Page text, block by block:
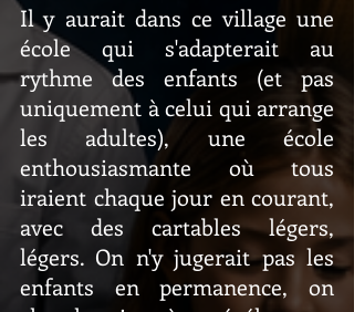
Il y aurait dans ce village une
école qui s'adapterait au
rythme des enfants (et pas
uniquement à celui qui arrange
les adultes), une école
enthousiasmante où tous
iraient chaque jour en courant,
avec des cartables légers,
légers. On n'y jugerait pas les
enfants en permanence, on